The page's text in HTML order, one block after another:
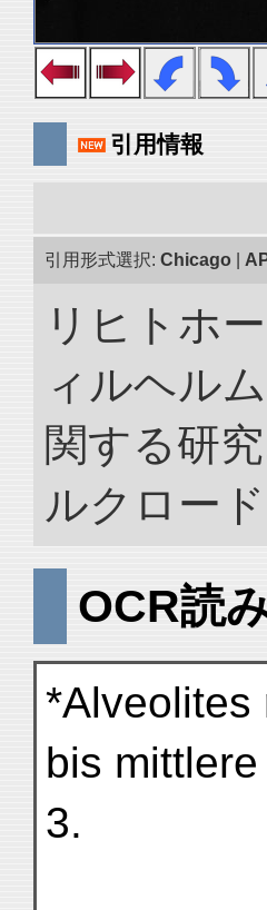
引用情報
引用形式選択: Chicago
リヒトホ
ィルヘル
関する研
ルクロー
OCR読
*Alveolites
bis
3.